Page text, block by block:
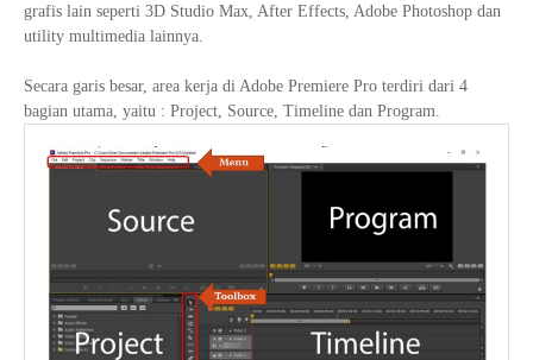
grafis lain seperti 3D Studio Max, After Effects, Adobe Photoshop dan
utility multimedia lainnya.
Secara garis besar, area kerja di Adobe Premiere Pro terdiri dari 4
bagian utama, yaitu : Project, Source, Timeline dan Program.